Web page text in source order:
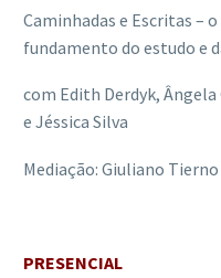
Caminhadas e Escritas –
fundamento do estudo e
com Edith Derdyk,
e Jéssica Silva
Mediação: Giuliano Tierno
PRESENCIAL